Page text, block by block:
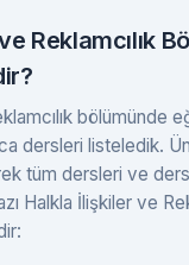
Reklamcılık
bölümünde
dersleri listeledik.
tüm dersleri ve
Halkla İlişkiler ve